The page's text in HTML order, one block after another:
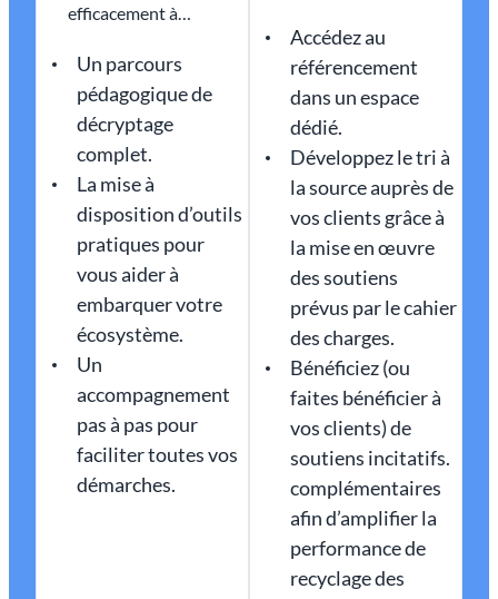
efficacement à
Un parcours
pédagogique de
décryptage
complet.
La mise à
disposition d’outils
pratiques pour
vous aider à
embarquer votre
écosystème.
Un
accompagnement
pas à pas pour
faciliter toutes vos
démarches.
Accédez au
référencement
dans un espace
dédié.
Développez le tri à
la source auprès de
vos clients grâce à
la mise en œuvre
des soutiens
prévus par le cahier
des charges.
Bénéficiez (ou
faites bénéficier à
vos clients) de
soutiens incitatifs.
complémentaires
afin d’amplifier la
performance de
recyclage des